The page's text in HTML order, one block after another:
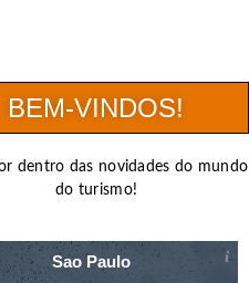
BEM-VINDOS!
dentro das novidades do mundo
do turismo!
Sao Paulo